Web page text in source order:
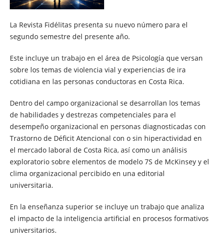
La Revista Fidélitas presenta su nuevo número para el
segundo semestre del presente año.
Este incluye un trabajo en el área de Psicología que versan
sobre los temas de violencia vial y experiencias de ira
cotidiana en las personas conductoras en Costa Rica.
Dentro del campo organizacional se desarrollan los temas
de habilidades y destrezas competenciales para el
desempeño organizacional en personas diagnosticadas con
Trastorno de Déficit Atencional con o sin hiperactividad en
el mercado laboral de Costa Rica, así como un análisis
exploratorio sobre elementos de modelo 7S de McKinsey y el
clima organizacional percibido en una editorial
universitaria.
En la enseñanza superior se incluye un trabajo que analiza
el impacto de la inteligencia artificial en procesos formativos
universitarios.